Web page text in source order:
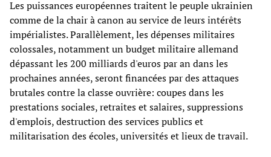
Les puissances européennes traitent le peuple ukrainien
comme de la chair à canon au service de leurs intérêts
impérialistes. Parallèlement, les dépenses militaires
colossales, notamment un budget militaire allemand
dépassant les 200 milliards d'euros par an dans les
prochaines années, seront financées par des attaques
brutales contre la classe ouvrière: coupes dans les
prestations sociales, retraites et salaires, suppressions
d'emplois, destruction des services publics et
militarisation des écoles, universités et lieux de travail.